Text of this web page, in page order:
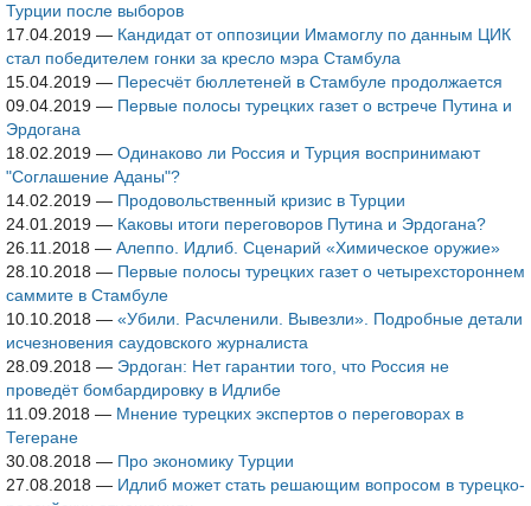
Турции после выборов
17.04.2019 — Кандидат от оппозиции Имамоглу по данным ЦИК
стал победителем гонки за кресло мэра Стамбула
15.04.2019 — Пересчёт бюллетеней в Стамбуле продолжается
09.04.2019 — Первые полосы турецких газет о встрече Путина и
Эрдогана
18.02.2019 — Одинаково ли Россия и Турция воспринимают
"Соглашение Аданы"?
14.02.2019 — Продовольственный кризис в Турции
24.01.2019 — Каковы итоги переговоров Путина и Эрдогана?
26.11.2018 — Алеппо. Идлиб. Сценарий «Химическое оружие»
28.10.2018 — Первые полосы турецких газет о четырехстороннем
саммите в Стамбуле
10.10.2018 — «Убили. Расчленили. Вывезли». Подробные детали
исчезновения саудовского журналиста
28.09.2018 — Эрдоган: Нет гарантии того, что Россия не
проведёт бомбардировку в Идлибе
11.09.2018 — Мнение турецких экспертов о переговорах в
Тегеране
30.08.2018 — Про экономику Турции
27.08.2018 — Идлиб может стать решающим вопросом в турецко-